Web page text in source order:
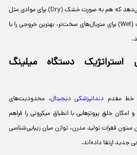
به کار رفته در این برند، اجازه می‌دهد که هم به صورت خشک (Dry) برای موادی مثل
زیرکونیا و هم به صورت مرطوب (Wet) برای متریال‌های سخت‌تر، بهترین خروجی را با
استراتژیک دستگاه میلینگ
خط مقدم دندانپزشکی دیجیتال، محدودیت‌های
خلق پروتزهایی با انطباق میکرونی را فراهم
ستون فقرات تولید مدرن، توازن میان زیبایی‌شناسی
جدید ارتقا داده‌اند.